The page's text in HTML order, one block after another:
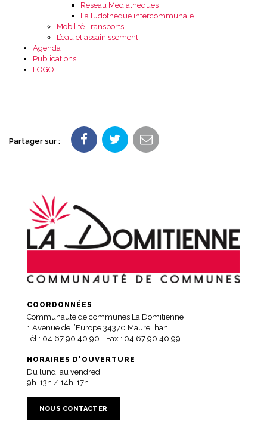
Réseau Médiathèques
La ludothèque intercommunale
Mobilité-Transports
L’eau et assainissement
Agenda
Publications
LOGO
Partager sur :
COORDONNÉES
Communauté de communes La Domitienne
1 Avenue de l’Europe 34370 Maureilhan
Tél : 04 67 90 40 90 - Fax : 04 67 90 40 99
HORAIRES D'OUVERTURE
Du lundi au vendredi
9h-13h / 14h-17h
NOUS CONTACTER